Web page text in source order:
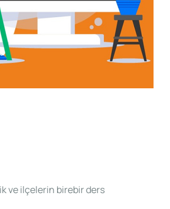
ve ilçelerin birebir ders